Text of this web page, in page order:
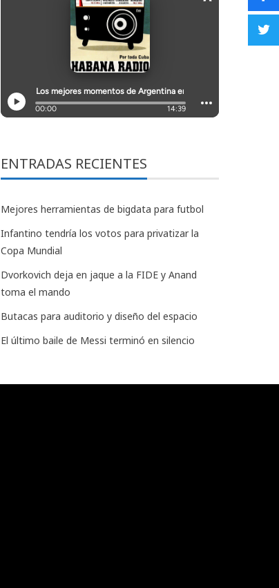
ENTRADAS RECIENTES
Mejores herramientas de bigdata para futbol
Infantino tendría los votos para privatizar la
Copa Mundial
Dvorkovich deja en jaque a la FIDE y Anand
toma el mando
Butacas para auditorio y diseño del espacio
El último baile de Messi terminó en silencio